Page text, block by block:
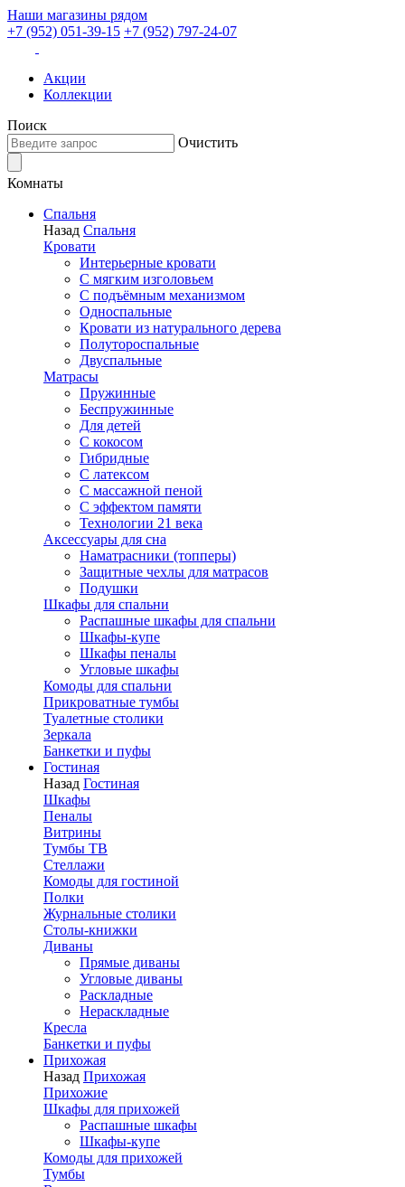
Наши магазины рядом
+7 (952) 051-39-15 +7 (952) 797-24-07
Акции
Коллекции
Поиск
Очистить
Комнаты
Спальня
Назад Спальня
Кровати
Интерьерные кровати
С мягким изголовьем
С подъёмным механизмом
Односпальные
Кровати из натурального дерева
Полутороспальные
Двуспальные
Матрасы
Пружинные
Беспружинные
Для детей
C кокосом
Гибридные
С латексом
С массажной пеной
С эффектом памяти
Технологии 21 века
Аксессуары для сна
Наматрасники (топперы)
Защитные чехлы для матрасов
Подушки
Шкафы для спальни
Распашные шкафы для спальни
Шкафы-купе
Шкафы пеналы
Угловые шкафы
Комоды для спальни
Прикроватные тумбы
Туалетные столики
Зеркала
Банкетки и пуфы
Гостиная
Назад Гостиная
Шкафы
Пеналы
Витрины
Тумбы ТВ
Стеллажи
Комоды для гостиной
Полки
Журнальные столики
Столы-книжки
Диваны
Прямые диваны
Угловые диваны
Раскладные
Нераскладные
Кресла
Банкетки и пуфы
Прихожая
Назад Прихожая
Прихожие
Шкафы для прихожей
Распашные шкафы
Шкафы-купе
Комоды для прихожей
Тумбы